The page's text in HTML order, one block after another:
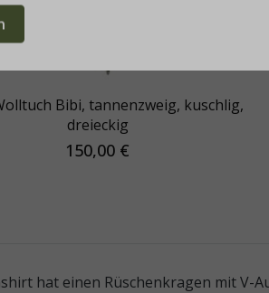
Bibi, tannenzweig, kuschlig,
dreieckig
150,00 €
hat einen Rüschenkragen mit V-